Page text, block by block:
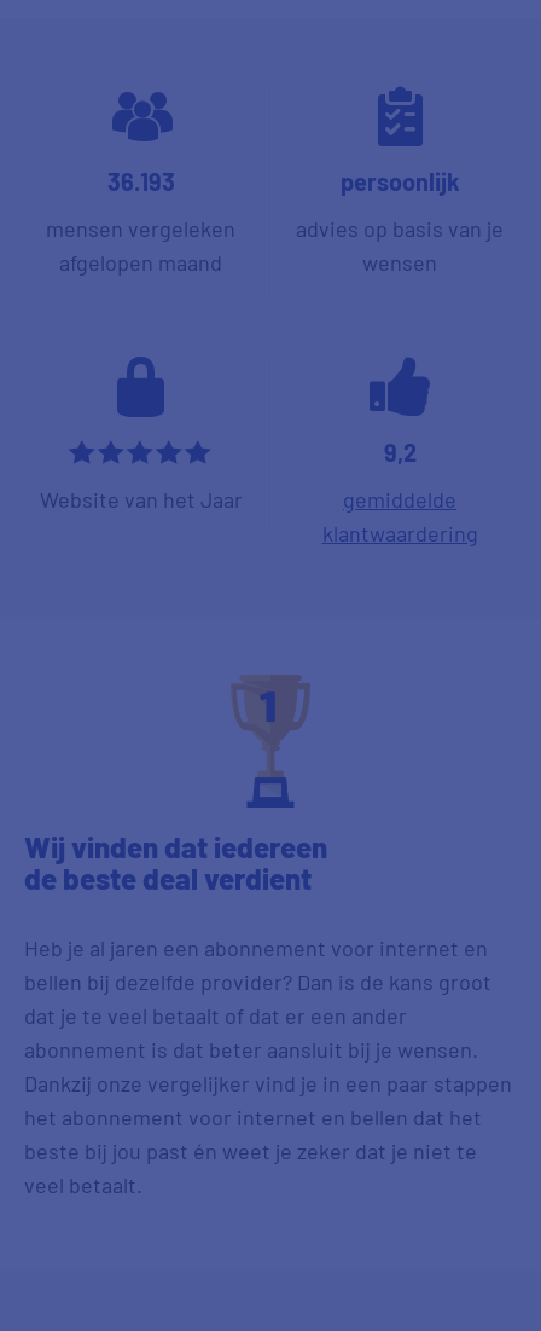
36.193
mensen vergeleken
afgelopen maand
persoonlijk
advies op basis van je
wensen
*****
Website van het Jaar
9,2
gemiddelde
klantwaardering
Wij vinden dat iedereen
de beste deal verdient
Heb je al jaren een abonnement voor internet en
bellen bij dezelfde provider? Dan is de kans groot
dat je te veel betaalt of dat er een ander
abonnement is dat beter aansluit bij je wensen.
Dankzij onze vergelijker vind je in een paar stappen
het abonnement voor internet en bellen dat het
beste bij jou past én weet je zeker dat je niet te
veel betaalt.